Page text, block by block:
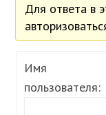
Для ответа в
Имя
пользователя: